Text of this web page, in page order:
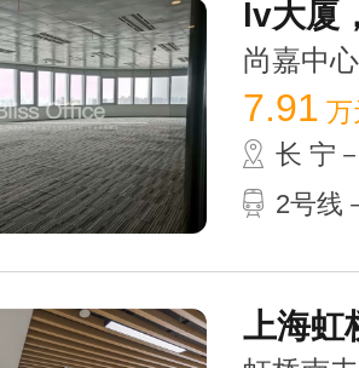
lv大厦
尚嘉中
7.91 万
长 宁
2号线
上海虹